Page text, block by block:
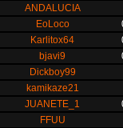
ANDALUCIA
EoLoco
Karlitox64
bjavi9
Dickboy99
kamikaze21
JUANETE_1
FFUU